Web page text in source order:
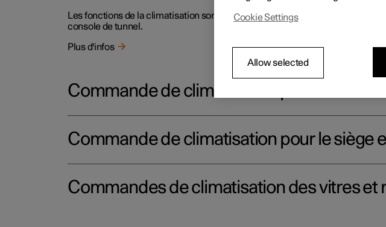
Les fonctions de la climatisation sont ajustées avec les boutons physiques
console de tunnel.
Plus d'infos
Commande de climatisation pour l'habitacle
Commande de climatisation pour le siège
Commandes de climatisation des vitres et
Cookie Settings
Allow selected